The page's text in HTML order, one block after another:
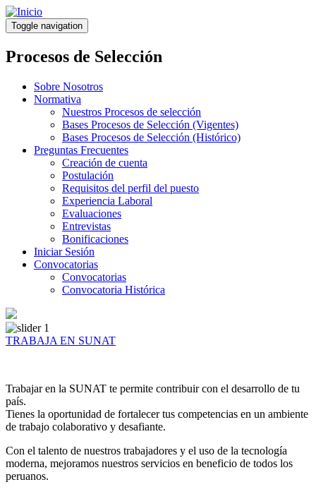
Pasar
al
contenido
principal
Toggle navigation
Procesos de Selección
Sobre Nosotros
Normativa
Nuestros Procesos de selección
Bases Procesos de Selección (Vigentes)
Bases Procesos de Selección (Histórico)
Preguntas Frecuentes
Creación de cuenta
Postulación
Requisitos del perfil del puesto
Experiencia Laboral
Evaluaciones
Entrevistas
Bonificaciones
Iniciar Sesión
Convocatorias
Convocatorias
Convocatoria Histórica
TRABAJA EN SUNAT
Trabajar en la SUNAT te permite contribuir con el desarrollo de tu
país.
Tienes la oportunidad de fortalecer tus competencias en un ambiente
de trabajo colaborativo y desafiante.
Con el talento de nuestros trabajadores y el uso de la tecnología
moderna, mejoramos nuestros servicios en beneficio de todos los
peruanos.